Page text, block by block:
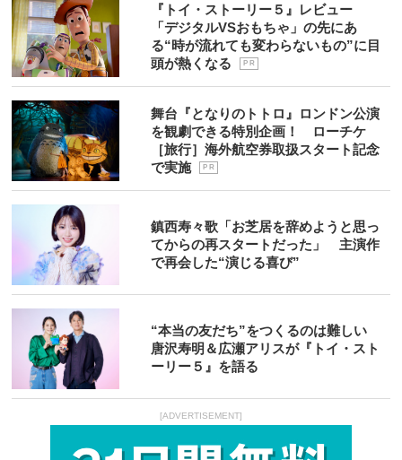
『トイ・ストーリー５』レビュー
「デジタルVSおもちゃ」の先にあ
る“時が流れても変わらないもの”に目
頭が熱くなる
P R
舞台『となりのトトロ』ロンドン公演
を観劇できる特別企画！ ローチケ
［旅行］海外航空券取扱スタート記念
で実施
P R
鎮西寿々歌「お芝居を辞めようと思っ
てからの再スタートだった」 主演作
で再会した“演じる喜び”
“本当の友だち”をつくるのは難しい
唐沢寿明＆広瀬アリスが『トイ・スト
ーリー５』を語る
[ADVERTISEMENT]